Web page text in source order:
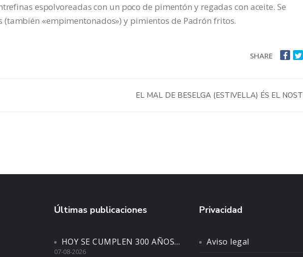
espolvoreadas con un poco de pimentón y regadas con aceite. Se
(también «empimentonados») y pimientos de Padrón fritos.
SHARE
EL MAL DE BESELGA (ESTIVELLA) ÉS EL
Últimas publicaciones
HOY SE CUMPLEN 300 AÑOS…
07-08-2026
Privacidad
Aviso legal